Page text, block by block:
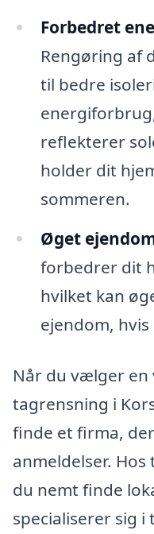
Forbedret
Rengøring af
til bedre
reflekterer
holder dit
sommeren.
Øget
forbedrer dit
hvilket kan
ejendom,
Når du vælger en
tagrensning i
finde et firma,
anmeldelser.
du nemt finde
specialiserer sig